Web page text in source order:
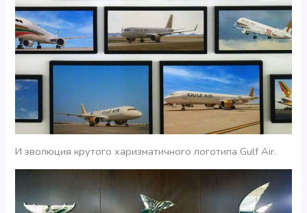
И эволюция крутого харизматичного логотипа Gulf Air.